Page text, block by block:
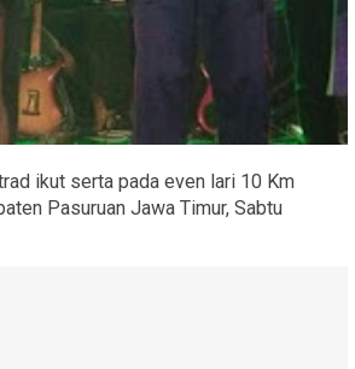
ikut serta pada even lari 10 Km
Pasuruan Jawa Timur, Sabtu